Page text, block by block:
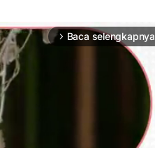
arrow_forward_ios Baca selengkapnya